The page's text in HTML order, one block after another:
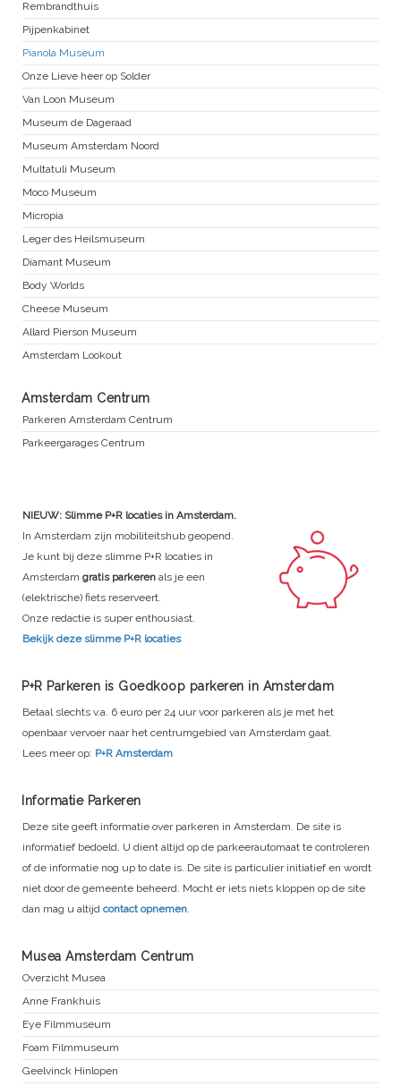
Rembrandthuis
Pijpenkabinet
Pianola Museum
Onze Lieve heer op Solder
Van Loon Museum
Museum de Dageraad
Museum Amsterdam Noord
Multatuli Museum
Moco Museum
Micropia
Leger des Heilsmuseum
Diamant Museum
Body Worlds
Cheese Museum
Allard Pierson Museum
Amsterdam Lookout
Amsterdam Centrum
Parkeren Amsterdam Centrum
Parkeergarages Centrum
NIEUW: Slimme P+R locaties in Amsterdam.
In Amsterdam zijn mobiliteitshub geopend.
Je kunt bij deze slimme P+R locaties in
Amsterdam gratis parkeren als je een
(elektrische) fiets reserveert.
Onze redactie is super enthousiast.
Bekijk deze slimme P+R locaties
P+R Parkeren is Goedkoop parkeren in Amsterdam
Betaal slechts v.a. 6 euro per 24 uur voor parkeren als je met het
openbaar vervoer naar het centrumgebied van Amsterdam gaat.
Lees meer op: P+R Amsterdam
Informatie Parkeren
Deze site geeft informatie over parkeren in Amsterdam. De site is
informatief bedoeld. U dient altijd op de parkeerautomaat te controleren
of de informatie nog up to date is. De site is particulier initiatief en wordt
niet door de gemeente beheerd. Mocht er iets niets kloppen op de site
dan mag u altijd contact opnemen
Musea Amsterdam Centrum
Overzicht Musea
Anne Frankhuis
Eye Filmmuseum
Foam Filmmuseum
Geelvinck Hinlopen